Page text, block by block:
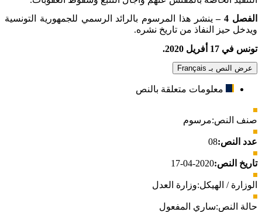
الفصل 4 –
ينشر هذا المرسوم بالرائد الرسمي للجمهورية التونسية
ويدخل حيز النفاذ من تاريخ نشره.
تونس في 17 أفريل 2020.
عرض النص بـ Français
معلومات متعلقة بالنص
صنف النص:مرسوم
عدد النص:08
تاريخ النص:2020-04-17
الوزارة / الهيكل:وزارة العدل
حالة النص:ساري المفعول